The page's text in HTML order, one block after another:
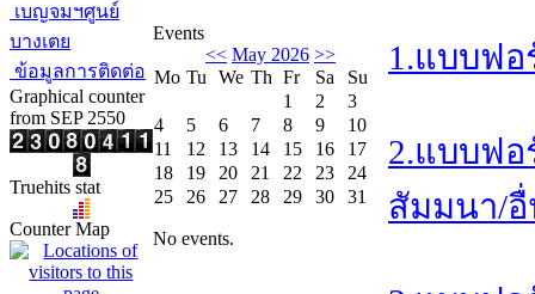
เบญจมฯศูนย์
บางเตย
ข้อมูลการติดต่อ
Graphical counter
from SEP 2550
Truehits stat
Counter Map
Events
<< May 2026 >>
Mo Tu We Th Fr Sa
Su
1
2
3
4
5 6 7 8 9
10
11
12 13 14 15 16
17
18
19 20 21 22 23
24
25
26 27 28 29 30 31
No events.
1.แบบฟ
2.แบบฟ
สัมมนา/